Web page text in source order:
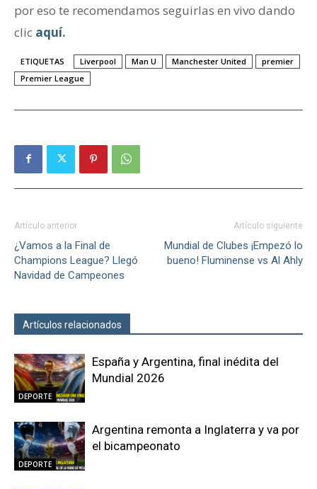
por eso te recomendamos seguirlas en vivo dando
clic aquí.
ETIQUETAS Liverpool Man U Manchester United
premier
Premier League
Artículo anterior
¿Vamos a la Final de
Champions League? Llegó
Navidad de Campeones
Artículo siguiente
Mundial de Clubes ¡Empezó lo
bueno! Fluminense vs Al Ahly
Artículos relacionados
DEPORTE
España y Argentina, final inédita del
Mundial 2026
DEPORTE
Argentina remonta a Inglaterra y va por
el bicampeonato